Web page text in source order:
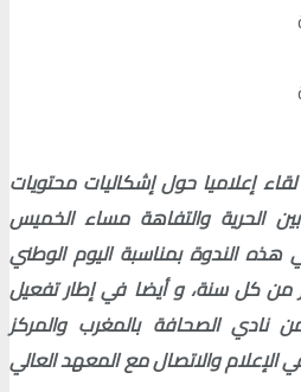
إعلاميا حول إشكاليات محتويات
الحرية والتفاهة مساء الخميس
هذه الندوة بمناسبة اليوم الوطني
الذي يصادف 15نونبر من كل سنة، و أيضا في إطار تفعيل
نادي الصحافة بالمغرب والمركز
الإعلام والاتصال مع المعهد العالي